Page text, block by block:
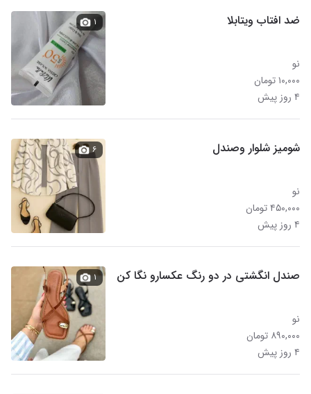
ضد افتاب ویتابلا
نو
۱۰,۰۰۰ تومان
۴ روز پیش
۱
شومیز شلوار وصندل
نو
۴۵۰,۰۰۰ تومان
۴ روز پیش
۶
صندل انگشتی در دو رنگ عکسارو نگا کن
نو
۸۹۰,۰۰۰ تومان
۴ روز پیش
۱